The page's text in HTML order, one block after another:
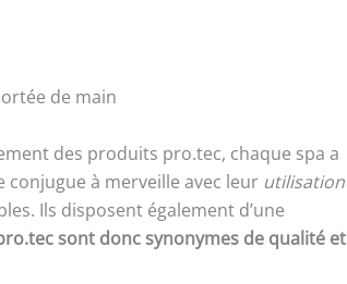
de main
des produits pro.tec, chaque spa a
conjugue à merveille avec leur utilisation
Ils disposent également d’une
sont donc synonymes de qualité et